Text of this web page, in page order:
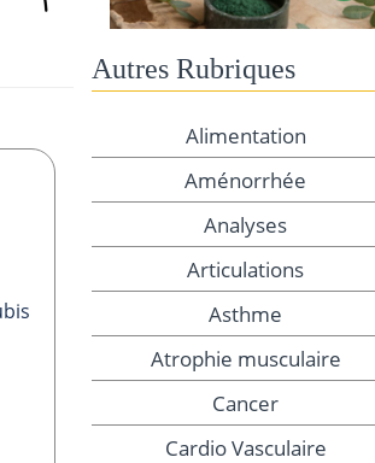
Autres Rubriques
Alimentation
Aménorrhée
Analyses
Articulations
Asthme
Atrophie musculaire
Cancer
Cardio Vasculaire